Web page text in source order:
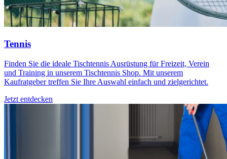
Tennis
Finden Sie die ideale Tischtennis Ausrüstung für Freizeit, Verein
und Training in unserem Tischtennis Shop. Mit unserem
Kaufratgeber treffen Sie Ihre Auswahl einfach und zielgerichtet.
Jetzt entdecken